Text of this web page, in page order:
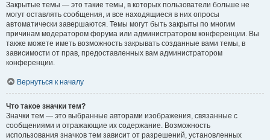
Закрытые темы — это такие темы, в которых пользователи больше не
могут оставлять сообщения, и все находящиеся в них опросы
автоматически завершаются. Темы могут быть закрыты по многим
причинам модератором форума или администратором конференции. Вы
также можете иметь возможность закрывать созданные вами темы, в
зависимости от прав, предоставленных вам администратором
конференции.
Вернуться к началу
Что такое значки тем?
Значки тем — это выбранные авторами изображения, связанные с
сообщениями и отражающие их содержание. Возможность
использования значков тем зависит от разрешений, установленных